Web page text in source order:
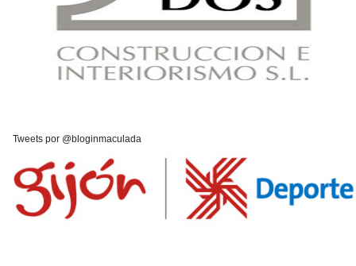
Tweets por @bloginmaculada